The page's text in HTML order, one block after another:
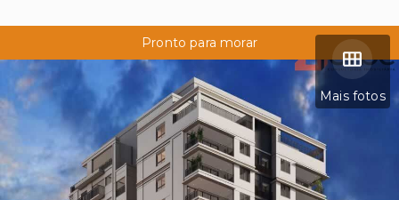
Mais fotos
Pronto para morar